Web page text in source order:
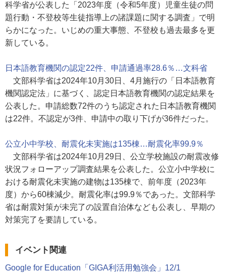
科学省が公表した「2023年度（令和5年度）児童生徒の問
題行動・不登校等生徒指導上の諸課題に関する調査」で明
らかになった。いじめの重大事態、不登校も過去最多を更
新している。
日本語教育機関の認定22件、申請通過率28.6％…文科省
文部科学省は2024年10月30日、4月施行の「日本語教育
機関認定法」に基づく、認定日本語教育機関の認定結果を
公表した。申請総数72件のうち認定された日本語教育機関
は22件。不認定が3件、申請中の取り下げが36件だった。
公立小中学校、耐震化未実施は135棟…耐震化率99.9％
文部科学省は2024年10月29日、公立学校施設の耐震改修
状況フォローアップ調査結果を公表した。公立小中学校に
おける耐震化未実施の建物は135棟で、前年度（2023年
度）から60棟減少。耐震化率は99.9％であった。文部科学
省は耐震対策が未完了の設置自治体なども公表し、早期の
対策完了を要請している。
イベント関連
Google for Education「GIGA利活用勉強会」12/1